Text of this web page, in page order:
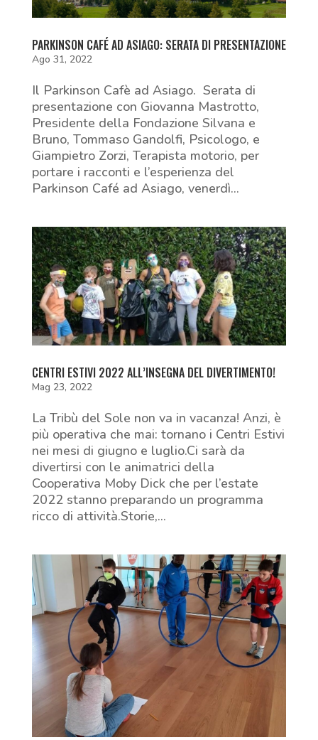
PARKINSON CAFÉ AD ASIAGO: SERATA DI PRESENTAZIONE
Ago 31, 2022
Il Parkinson Cafè ad Asiago. Serata di
presentazione con Giovanna Mastrotto,
Presidente della Fondazione Silvana e
Bruno, Tommaso Gandolfi, Psicologo, e
Giampietro Zorzi, Terapista motorio, per
portare i racconti e l’esperienza del
Parkinson Café ad Asiago, venerdì...
CENTRI ESTIVI 2022 ALL’INSEGNA DEL DIVERTIMENTO!
Mag 23, 2022
La Tribù del Sole non va in vacanza! Anzi, è
più operativa che mai: tornano i Centri Estivi
nei mesi di giugno e luglio.Ci sarà da
divertirsi con le animatrici della
Cooperativa Moby Dick che per l’estate
2022 stanno preparando un programma
ricco di attività.Storie,...